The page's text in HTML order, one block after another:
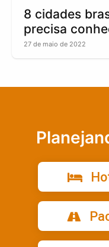
8 cidades
precisa
27 de maio de 2022